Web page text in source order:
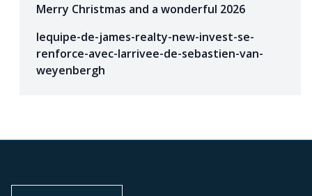
Merry Christmas and a wonderful 2026
lequipe-de-james-realty-new-invest-se-
renforce-avec-larrivee-de-sebastien-van-
weyenbergh